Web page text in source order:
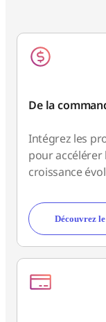
De la
Intégrez les
pour
croissance
Découvrez